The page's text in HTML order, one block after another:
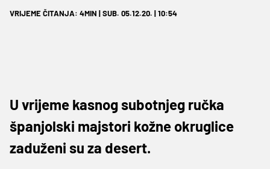
VRIJEME ČITANJA: 4MIN | SUB. 05.12.20. | 10:54
U vrijeme kasnog subotnjeg ručka
španjolski majstori kožne okruglice
zaduženi su za desert.